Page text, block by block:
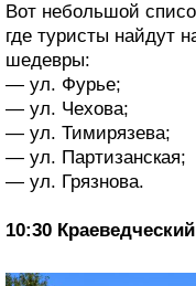
Вот небольшой
где туристы найдут
шедевры:
— ул. Фурье;
— ул. Чехова;
— ул. Тимирязева;
— ул. Партизанская;
— ул. Грязнова.
10:30